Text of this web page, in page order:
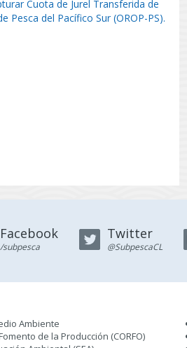
Cuota de Jurel Transferida de
Pesca del Pacífico Sur (OROP-PS).
Facebook
/subpesca
Twitter
@SubpescaCL
Ambiente
de la Producción (CORFO)